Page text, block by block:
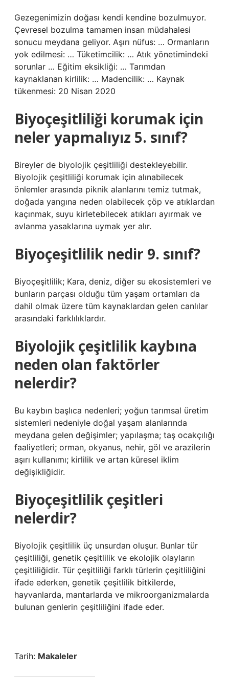
Gezegenimizin doğası kendi kendine bozulmuyor.
Çevresel bozulma tamamen insan müdahalesi
sonucu meydana geliyor. Aşırı nüfus: … Ormanların
yok edilmesi: … Tüketimcilik: … Atık yönetimindeki
sorunlar … Eğitim eksikliği: … Tarımdan
kaynaklanan kirlilik: … Madencilik: … Kaynak
tükenmesi: 20 Nisan 2020
Biyoçeşitliliği korumak için
neler yapmalıyız 5. sınıf?
Bireyler de biyolojik çeşitliliği destekleyebilir.
Biyolojik çeşitliliği korumak için alınabilecek
önlemler arasında piknik alanlarını temiz tutmak,
doğada yangına neden olabilecek çöp ve atıklardan
kaçınmak, suyu kirletebilecek atıkları ayırmak ve
avlanma yasaklarına uymak yer alır.
Biyoçeşitlilik nedir 9. sınıf?
Biyoçeşitlilik; Kara, deniz, diğer su ekosistemleri ve
bunların parçası olduğu tüm yaşam ortamları da
dahil olmak üzere tüm kaynaklardan gelen canlılar
arasındaki farklılıklardır.
Biyolojik çeşitlilik kaybına
neden olan faktörler
nelerdir?
Bu kaybın başlıca nedenleri; yoğun tarımsal üretim
sistemleri nedeniyle doğal yaşam alanlarında
meydana gelen değişimler; yapılaşma; taş ocakçılığı
faaliyetleri; orman, okyanus, nehir, göl ve arazilerin
aşırı kullanımı; kirlilik ve artan küresel iklim
değişikliğidir.
Biyoçeşitlilik çeşitleri
nelerdir?
Biyolojik çeşitlilik üç unsurdan oluşur. Bunlar tür
çeşitliliği, genetik çeşitlilik ve ekolojik olayların
çeşitliliğidir. Tür çeşitliliği farklı türlerin çeşitliliğini
ifade ederken, genetik çeşitlilik bitkilerde,
hayvanlarda, mantarlarda ve mikroorganizmalarda
bulunan genlerin çeşitliliğini ifade eder.
Tarih: Makaleler